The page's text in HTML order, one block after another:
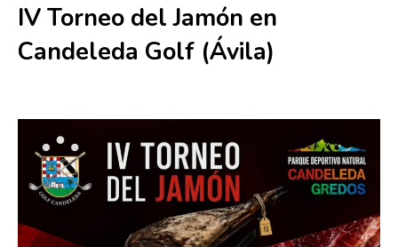
IV Torneo del Jamón en
Candeleda Golf (Ávila)